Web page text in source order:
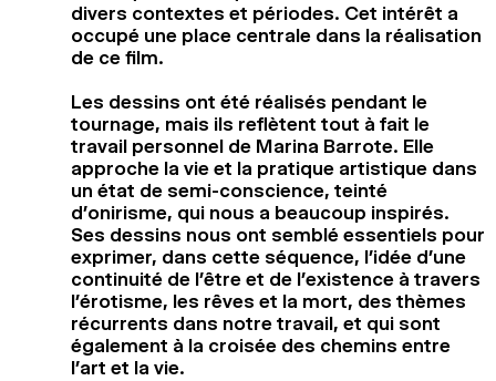
divers contextes et périodes. Cet intérêt a
occupé une place centrale dans la réalisation
de ce film.
Les dessins ont été réalisés pendant le
tournage, mais ils reflètent tout à fait le
travail personnel de Marina Barrote. Elle
approche la vie et la pratique artistique dans
un état de semi-conscience, teinté
d’onirisme, qui nous a beaucoup inspirés.
Ses dessins nous ont semblé essentiels pour
exprimer, dans cette séquence, l’idée d’une
continuité de l’être et de l’existence à travers
l’érotisme, les rêves et la mort, des thèmes
récurrents dans notre travail, et qui sont
également à la croisée des chemins entre
l’art et la vie.